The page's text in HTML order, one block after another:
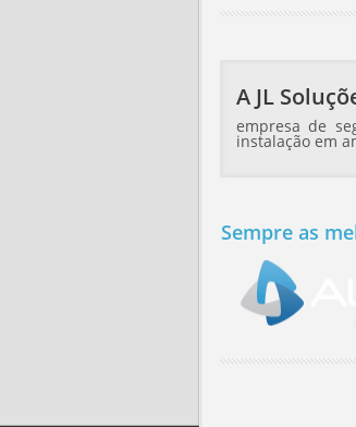
A JL
empresa de
instalação em
Sempre as